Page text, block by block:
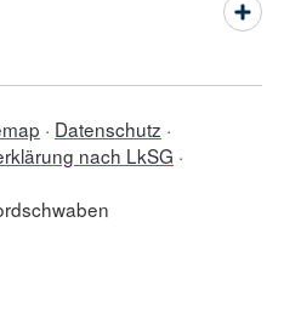
Datenschutz
nach LkSG